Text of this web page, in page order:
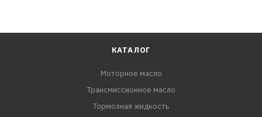
КАТАЛОГ
Моторное масло
Трансмиссионное масло
Тормозная жидкость